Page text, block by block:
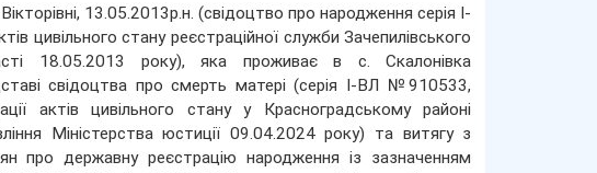
13.05.2013р.н. (свідоцтво про народження серія І-
цивільного стану реєстраційної служби Зачепилівського
18.05.2013 року), яка проживає в с. Скалонівка
свідоцтва про смерть матері (серія І-ВЛ №910533,
актів цивільного стану у Красноградському районі
Міністерства юстиції 09.04.2024 року) та витягу з
про державну реєстрацію народження із зазначенням